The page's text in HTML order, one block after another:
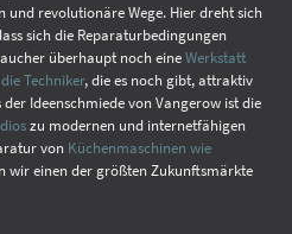
und revolutionäre Wege. Hier dreht sich
sich die Reparaturbedingungen
überhaupt noch eineWerkstatt
Techniker, die es noch gibt, attraktiv
Ideenschmiede von Vangerow ist die
zu modernen und internetfähigen
von Küchenmaschinen wie
wir einen der größten Zukunftsmärkte